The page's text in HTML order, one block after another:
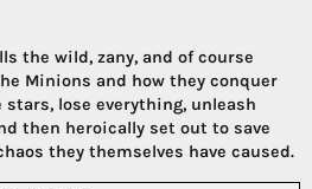
the wild, zany, and of course
Minions and how they conquer
stars, lose everything, unleash
then heroically set out to save
they themselves have caused.